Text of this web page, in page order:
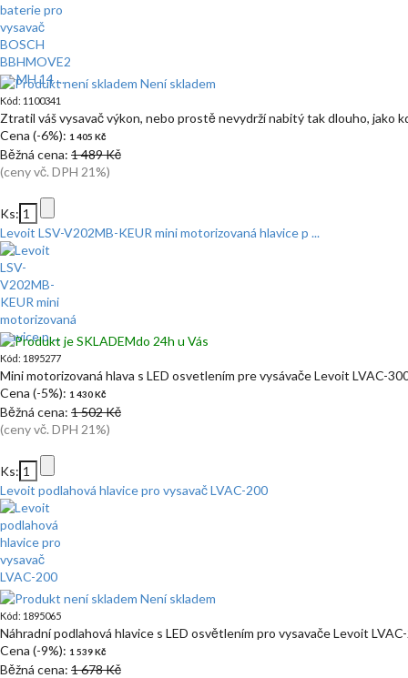
Není skladem
Kód: 1100341
Ztratil váš vysavač výkon, nebo prostě nevydrží nabitý tak dlouho, jako
Cena (-6%): 1 405 Kč
Běžná cena: 1 489 Kč
(ceny vč. DPH 21%)
Ks:
Levoit LSV-V202MB-KEUR mini motorizovaná hlavice p ...
do 24h u Vás
Kód: 1895277
Mini motorizovaná hlava s LED osvetlením pre vysávače Levoit LVAC-
Cena (-5%): 1 430 Kč
Běžná cena: 1 502 Kč
(ceny vč. DPH 21%)
Ks:
Levoit podlahová hlavice pro vysavač LVAC-200
Není skladem
Kód: 1895065
Náhradní podlahová hlavice s LED osvětlením pro vysavače Levoit
Cena (-9%): 1 539 Kč
Běžná cena: 1 678 Kč